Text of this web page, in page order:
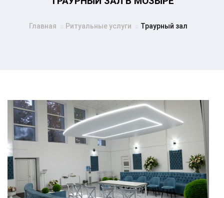
Главная Ритуальные услуги Траурный зал